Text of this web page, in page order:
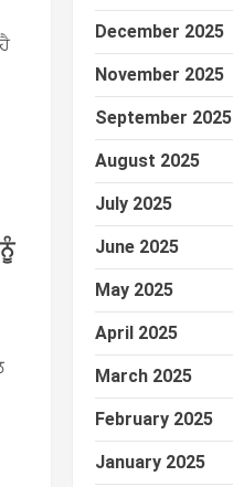
December 2025
November 2025
September 2025
August 2025
July 2025
June 2025
May 2025
April 2025
March 2025
February 2025
January 2025